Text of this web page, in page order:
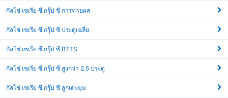
กัลโช่ เซเรีย ซี กรุ๊ป ซี การทายผล
กัลโช่ เซเรีย ซี กรุ๊ป ซี ประตูเฉลี่ย
กัลโช่ เซเรีย ซี กรุ๊ป ซี BTTS
กัลโช่ เซเรีย ซี กรุ๊ป ซี สูงกว่า 2.5 ประตู
กัลโช่ เซเรีย ซี กรุ๊ป ซี ลูกเตะมุม